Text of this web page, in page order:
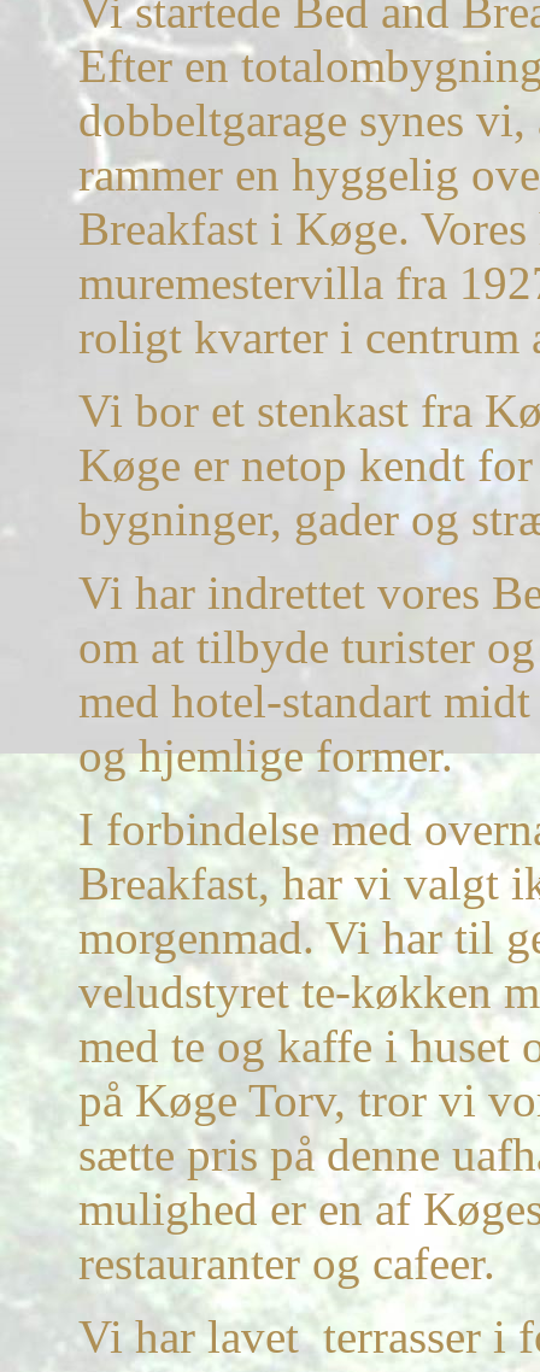
Vi startede Bed and
Efter en
dobbeltgarage synes
rammer en hyggelig
Breakfast i Køge.
muremestervilla fra
roligt kvarter i centrum
Vi bor et stenkast fra
Køge er netop kendt
bygninger, gader og
Vi har indrettet vores
om at tilbyde turister
med hotel-standart
og hjemlige former.
I forbindelse med
Breakfast, har vi valgt
morgenmad. Vi har til
veludstyrette-køkken
med te og kaffe i huset
på Køge Torv, tror vi
sætte pris på denne
mulighed er en af
restauranter og cafeer.
Vi harlavet terrasser i